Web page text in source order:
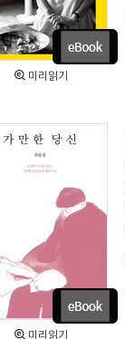
미리읽기
미리읽기